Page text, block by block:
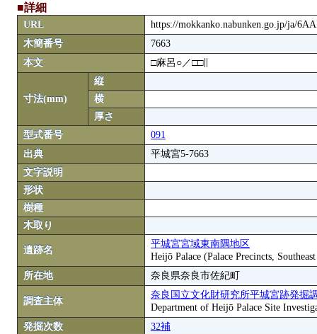
■詳細
URL
https://mokkanko.nabunken.go.jp/ja/
木簡番号
7663
本文
□麻呂○／□□∥
寸法(mm)
縦
横
厚さ
型式番号
091
出典
平城宮5-7663
文字説明
形状
樹種
木取り
遺跡名
平城宮宮域東南隅地区
Heijō Palace (Palace Precincts,
所在地
奈良県奈良市佐紀町
調査主体
奈良国立文化財研究所平城宮跡発掘
Department of Heijō Palace Site
発掘次数
32補